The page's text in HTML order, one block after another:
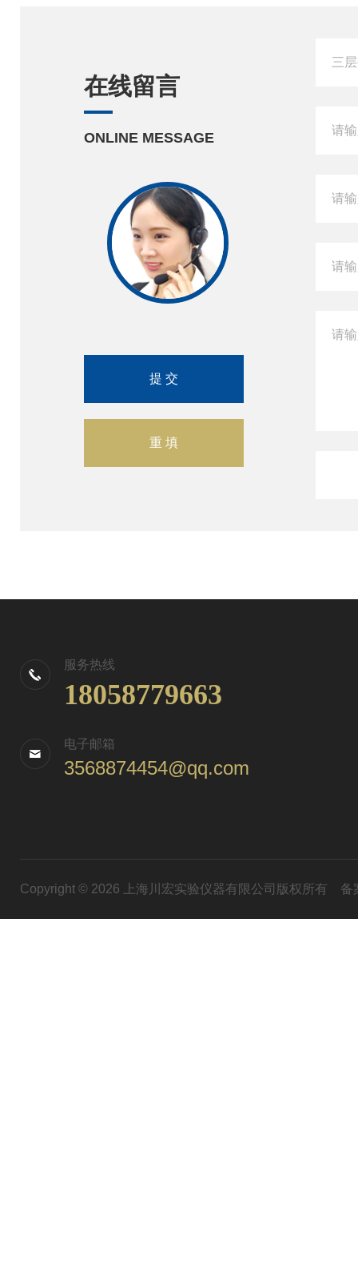
在线留言
ONLINE MESSAGE
服务热线
18058779663
电子邮箱
3568874454@qq.com
Copyright © 2026 上海川宏实验仪器有限公司版权所有 备